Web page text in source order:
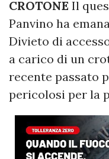
CROTONE Il
Panvino ha
Divieto di
a carico di un
recente passato
pericolosi per la